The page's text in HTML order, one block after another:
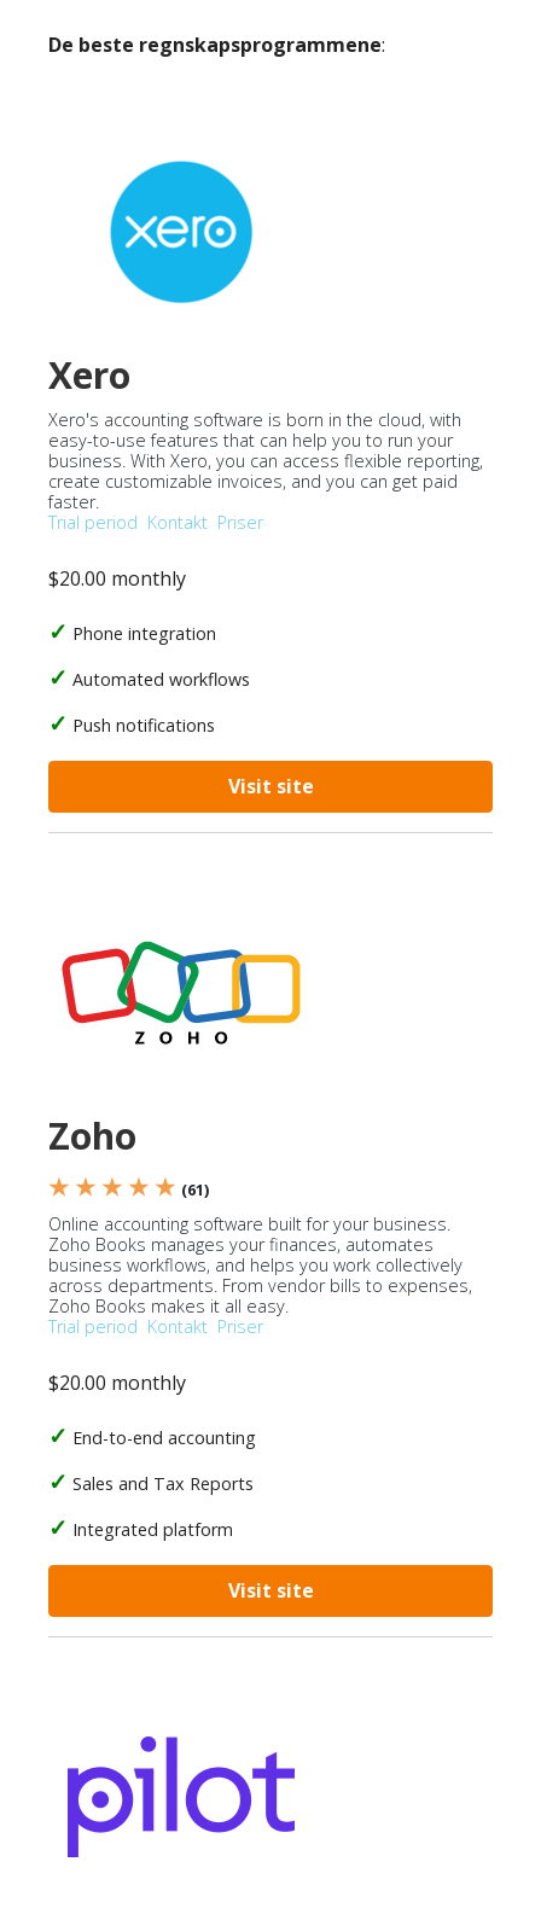
De beste regnskapsprogrammene:
Xero
Xero's accounting software is born in the cloud, with
easy-to-use features that can help you to run your
business. With Xero, you can access flexible reporting,
create customizable invoices, and you can get paid
faster.
Trial period Kontakt Priser
$20.00 monthly
Phone integration
Automated workflows
Push notifications
Visit site
Zoho
★ ★ ★ ★ ★ (61)
Online accounting software built for your business.
Zoho Books manages your finances, automates
business workflows, and helps you work collectively
across departments. From vendor bills to expenses,
Zoho Books makes it all easy.
Trial period Kontakt Priser
$20.00 monthly
End-to-end accounting
Sales and Tax Reports
Integrated platform
Visit site